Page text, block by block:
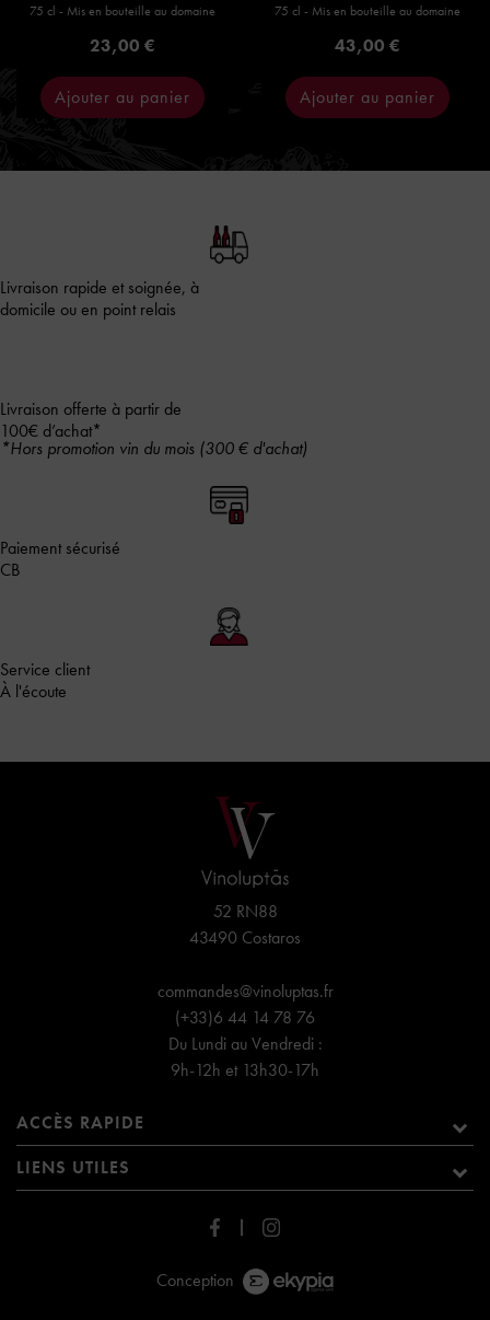
75 cl - Mis en bouteille au domaine
Prix
23,00 €
Ajouter au panier
75 cl - Mis en bouteille au domaine
Prix
43,00 €
Ajouter au panier
Livraison rapide et soignée, à
domicile ou en point relais
Livraison offerte à partir de
100€ d’achat*
*Hors promotion vin du mois (300 € d'achat)
Paiement sécurisé
CB
Service client
À l'écoute
52 RN88
43490 Costaros
commandes@vinoluptas.fr
(+33)6 44 14 78 76
Du Lundi au Vendredi :
9h-12h et 13h30-17h
ACCÈS RAPIDE
LIENS UTILES
Conception